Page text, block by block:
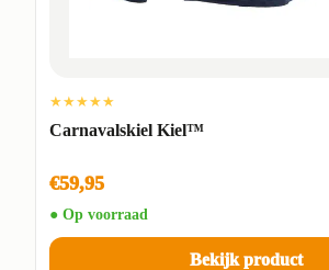
★★★★★
Carnavalskiel Kiel™
€59,95
● Op voorraad
Bekijk product